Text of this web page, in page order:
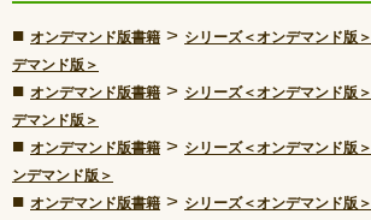
■ オンデマンド版書籍 > シリーズ＜オンデマンド版＞
デマンド版＞
■ オンデマンド版書籍 > シリーズ＜オンデマンド版＞
デマンド版＞
■ オンデマンド版書籍 > シリーズ＜オンデマンド版＞
ンデマンド版＞
■ オンデマンド版書籍 > シリーズ＜オンデマンド版＞